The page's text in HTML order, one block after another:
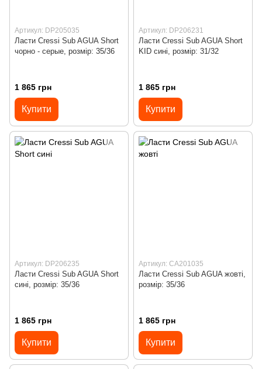
Артикул: DP205035
Ласти Cressi Sub AGUA Short
чорно - серые, розмір: 35/36
1 865 грн
Купити
Артикул: DP206231
Ласти Cressi Sub AGUA Short
KID сині, розмір: 31/32
1 865 грн
Купити
Артикул: DP206235
Ласти Cressi Sub AGUA Short
сині, розмір: 35/36
1 865 грн
Купити
Артикул: СА201035
Ласти Cressi Sub AGUA жовті,
розмір: 35/36
1 865 грн
Купити